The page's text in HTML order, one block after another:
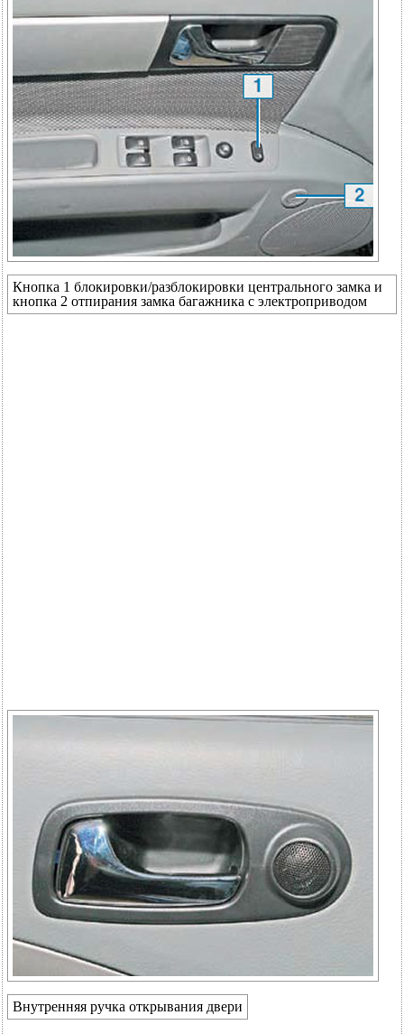
Кнопка 1 блокировки/разблокировки центрального замка и
кнопка 2 отпирания замка багажника с электроприводом
Внутренняя ручка открывания двери